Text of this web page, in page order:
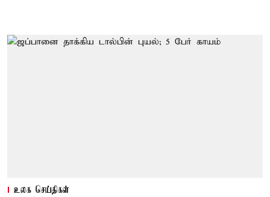
உலக செய்திகள்